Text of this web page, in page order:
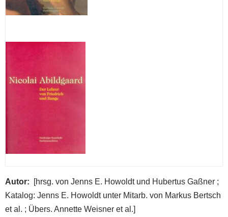
Autor
[hrsg. von Jenns E. Howoldt und Hubertus Gaßner ;
Katalog: Jenns E. Howoldt unter Mitarb. von Markus Bertsch
et al. ; Übers. Annette Weisner et al.]